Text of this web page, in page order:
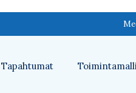
Tapahtumat